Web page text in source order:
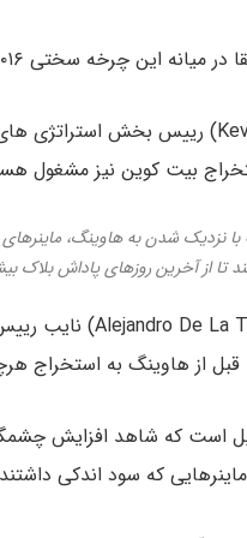
با نزدیک شدن به هاوینگ،
تا از آخرین روزهای پاداش بلاک
قبل از هاوینگ به استخراج
است که شاهد افزایش